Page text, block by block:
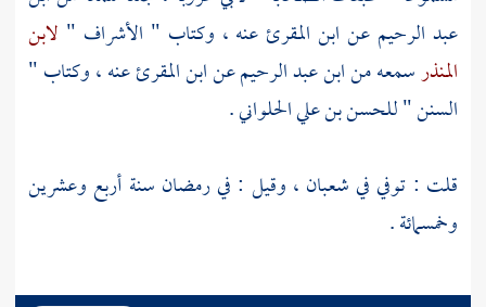
عبد الرحيم عن ابن المقرئ عنه ، وكتاب " الأشراف " لابن
المنذرسمعه منابن عبد الرحيمعنابن المقرئعنه ، وكتاب "
السنن "للحسن بن علي الحلواني.
قلت : توفي في شعبان ، وقيل : في رمضان سنة أربع وعشرين
وخمسمائة .